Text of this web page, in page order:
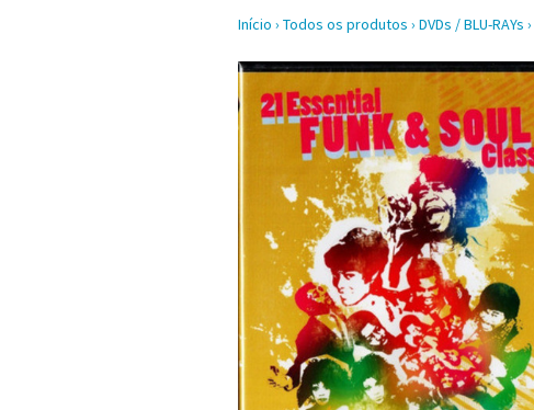
Início › Todos os produtos › DVDs / BLU-RAYs ›